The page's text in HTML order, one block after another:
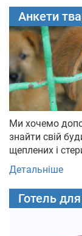
Анкети
Ми хочемо
знайти свій
щеплених і
Детальніше
Готель